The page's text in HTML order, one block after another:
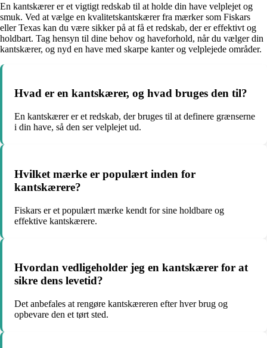
En kantskærer er et vigtigt redskab til at holde din have velplejet og
smuk. Ved at vælge en kvalitetskantskærer fra mærker som Fiskars
eller Texas kan du være sikker på at få et redskab, der er effektivt og
holdbart. Tag hensyn til dine behov og haveforhold, når du vælger din
kantskærer, og nyd en have med skarpe kanter og velplejede områder.
Hvad er en kantskærer, og hvad bruges den til?
En kantskærer er et redskab, der bruges til at definere grænserne
i din have, så den ser velplejet ud.
Hvilket mærke er populært inden for
kantskærere?
Fiskars er et populært mærke kendt for sine holdbare og
effektive kantskærere.
Hvordan vedligeholder jeg en kantskærer for at
sikre dens levetid?
Det anbefales at rengøre kantskæreren efter hver brug og
opbevare den et tørt sted.